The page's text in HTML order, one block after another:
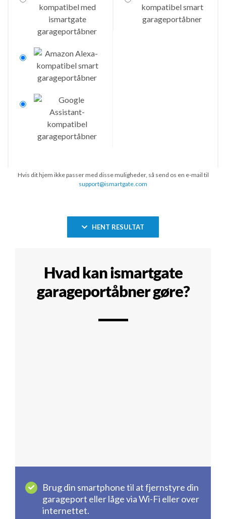
Hvis dit hjem ikke passer med disse muligheder, så send os en e-mail til
support@ismartgate.com
HENT RESULTAT
Hvad kan ismartgate
garageportåbner gøre?
Brug din smartphone til at fjernstyre din
garageport eller låge via Wi-Fi eller over
internettet.